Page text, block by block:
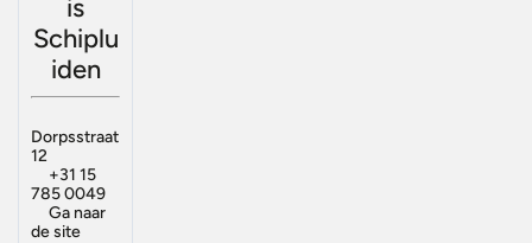
is
Schiplu
iden
Dorpsstraat
12
+31 15
785 0049
Ga naar
de site